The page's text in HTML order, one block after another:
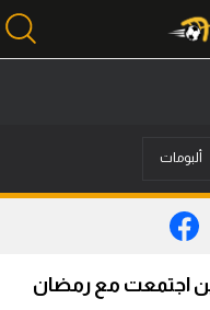
ألبومات
إكرامي – (10) حين اجتمعت مع رمضان